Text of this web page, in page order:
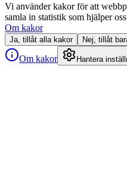
Vi använder kakor för att
samla in statistik som hjälper
Om kakor
Ja, tillåt alla kakor Nej, tillåt
Om kakor Hantera